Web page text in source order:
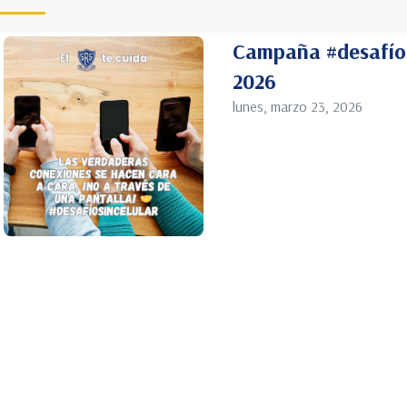
Campaña
2026
lunes, marzo 23, 2026